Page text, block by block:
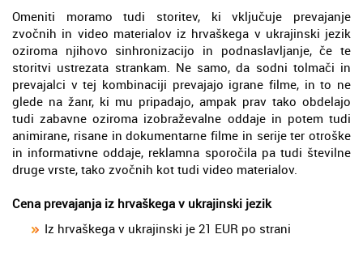
Omeniti moramo tudi storitev, ki vključuje prevajanje
zvočnih in video materialov iz hrvaškega v ukrajinski jezik
oziroma njihovo sinhronizacijo in podnaslavljanje, če te
storitvi ustrezata strankam. Ne samo, da sodni tolmači in
prevajalci v tej kombinaciji prevajajo igrane filme, in to ne
glede na žanr, ki mu pripadajo, ampak prav tako obdelajo
tudi zabavne oziroma izobraževalne oddaje in potem tudi
animirane, risane in dokumentarne filme in serije ter otroške
in informativne oddaje, reklamna sporočila pa tudi številne
druge vrste, tako zvočnih kot tudi video materialov.
Cena prevajanja iz hrvaškega v ukrajinski jezik
Iz hrvaškega v ukrajinski je 21 EUR po strani